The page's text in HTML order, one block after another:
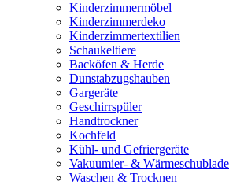
Kinderzimmermöbel
Kinderzimmerdeko
Kinderzimmertextilien
Schaukeltiere
Backöfen & Herde
Dunstabzugshauben
Gargeräte
Geschirrspüler
Handtrockner
Kochfeld
Kühl- und Gefriergeräte
Vakuumier- & Wärmeschublade
Waschen & Trocknen